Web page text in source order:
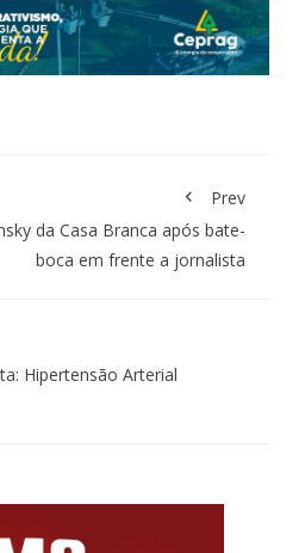
Prev
da Casa Branca após bate-
boca em frente a jornalista
Hipertensão Arterial